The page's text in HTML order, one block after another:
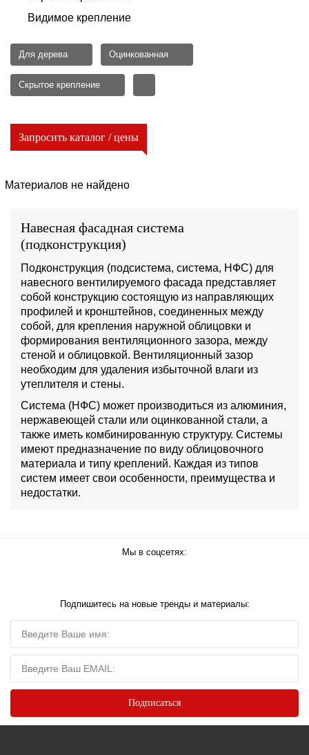
Видимое крепление
Для дерева Оцинкованная
Скрытое крепление
Запросить каталог / цены
Материалов не найдено
Навесная фасадная система
(подконструкция)
Подконструкция (подсистема, система, НФС) для
навесного вентилируемого фасада представляет
собой конструкцию состоящую из направляющих
профилей и кронштейнов, соединенных между
собой, для крепления наружной облицовки и
формирования вентиляционного зазора, между
стеной и облицовкой. Вентиляционный зазор
необходим для удаления избыточной влаги из
утеплителя и стены.
Система (НФС) может производиться из алюминия,
нержавеющей стали или оцинкованной стали, а
также иметь комбинированную структуру. Системы
имеют предназначение по виду облицовочного
материала и типу креплений. Каждая из типов
систем имеет свои особенности, преимущества и
недостатки.
Мы в соцсетях:
Подпишитесь на новые тренды и материалы: